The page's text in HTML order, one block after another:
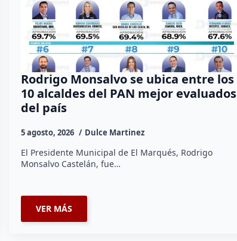
Rodrigo Monsalvo se ubica entre los
10 alcaldes del PAN mejor evaluados
del país
5 agosto, 2026 Dulce Martinez
El Presidente Municipal de El Marqués, Rodrigo
Monsalvo Castelán, fue…
VER MÁS